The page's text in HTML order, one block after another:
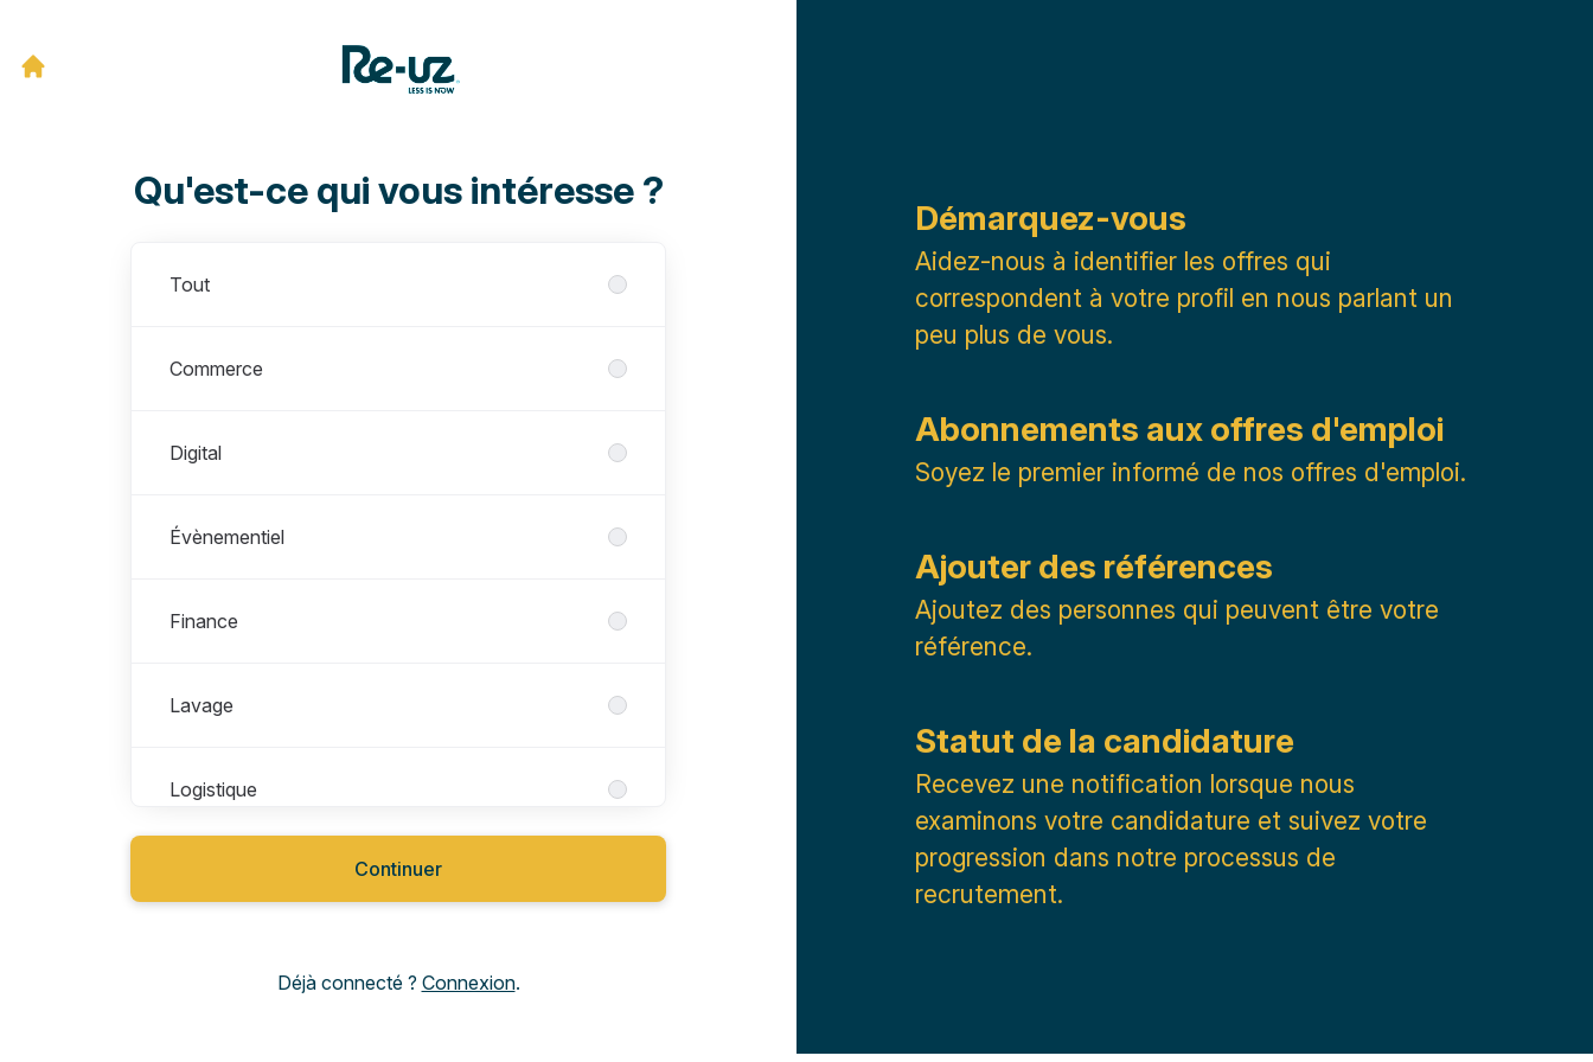
Qu'est-ce qui vous intéresse ?
Tout
Commerce
Digital
Évènementiel
Finance
Lavage
Logistique
Continuer
Déjà connecté ? Connexion.
Démarquez-vous
Aidez-nous à identifier les offres qui
correspondent à votre profil en nous parlant un
peu plus de vous.
Abonnements aux offres d'emploi
Soyez le premier informé de nos offres d'emploi.
Ajouter des références
Ajoutez des personnes qui peuvent être votre
référence.
Statut de la candidature
Recevez une notification lorsque nous
examinons votre candidature et suivez votre
progression dans notre processus de
recrutement.